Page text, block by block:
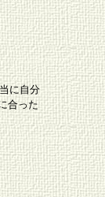
に自分
合った